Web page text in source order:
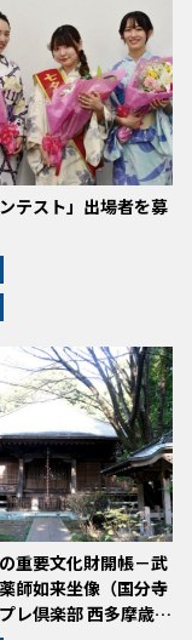
ンテスト」出場者を募
重要文化財開帳－武
師如来坐像（国分寺
レ倶楽部 西多摩歳…